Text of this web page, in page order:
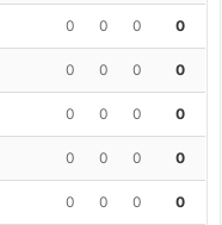
0 0 0 0
0 0 0 0
0 0 0 0
0 0 0 0
0 0 0 0